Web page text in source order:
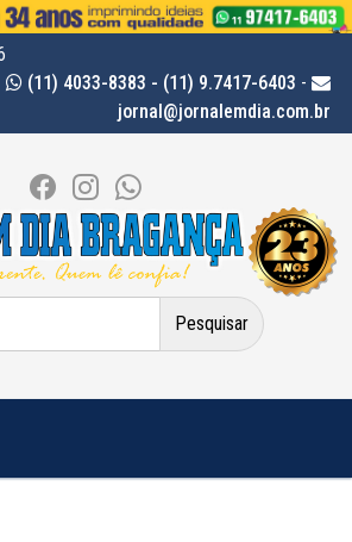
(11) 4033-8383 - (11) 9.7417-6403 -
jornal@jornalemdia.com.br